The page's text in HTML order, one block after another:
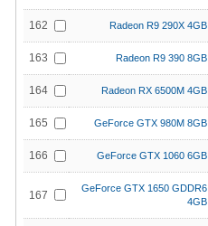
162 Radeon R9 290X 4GB
163 Radeon R9 390 8GB
164 Radeon RX 6500M 4GB
165 GeForce GTX 980M 8GB
166 GeForce GTX 1060 6GB
167
GeForce GTX 1650 GDDR6
4GB